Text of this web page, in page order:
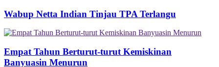
Wabup Netta Indian Tinjau TPA Terlangu
Empat Tahun Berturut-turut Kemiskinan
Banyuasin Menurun